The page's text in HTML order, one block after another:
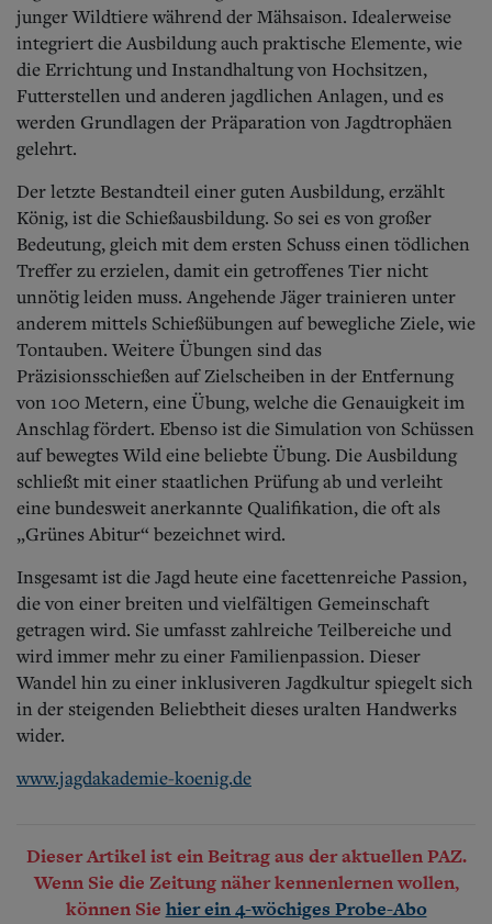
junger Wildtiere während der Mähsaison. Idealerweise
integriert die Ausbildung auch praktische Elemente, wie
die Errichtung und Instandhaltung von Hochsitzen,
Futterstellen und anderen jagdlichen Anlagen, und es
werden Grundlagen der Präparation von Jagdtrophäen
gelehrt.
Der letzte Bestandteil einer guten Ausbildung, erzählt
König, ist die Schießausbildung. So sei es von großer
Bedeutung, gleich mit dem ersten Schuss einen tödlichen
Treffer zu erzielen, damit ein getroffenes Tier nicht
unnötig leiden muss. Angehende Jäger trainieren unter
anderem mittels Schießübungen auf bewegliche Ziele, wie
Tontauben. Weitere Übungen sind das
Präzisionsschießen auf Zielscheiben in der Entfernung
von 100 Metern, eine Übung, welche die Genauigkeit im
Anschlag fördert. Ebenso ist die Simulation von Schüssen
auf bewegtes Wild eine beliebte Übung. Die Ausbildung
schließt mit einer staatlichen Prüfung ab und verleiht
eine bundesweit anerkannte Qualifikation, die oft als
„Grünes Abitur“ bezeichnet wird.
Insgesamt ist die Jagd heute eine facettenreiche Passion,
die von einer breiten und vielfältigen Gemeinschaft
getragen wird. Sie umfasst zahlreiche Teilbereiche und
wird immer mehr zu einer Familienpassion. Dieser
Wandel hin zu einer inklusiveren Jagdkultur spiegelt sich
in der steigenden Beliebtheit dieses uralten Handwerks
wider.
www.jagdakademie-koenig.de
Dieser Artikel ist ein Beitrag aus der aktuellen PAZ.
Wenn Sie die Zeitung näher kennenlernen wollen,
können Sie hier ein 4-wöchiges Probe-Abo